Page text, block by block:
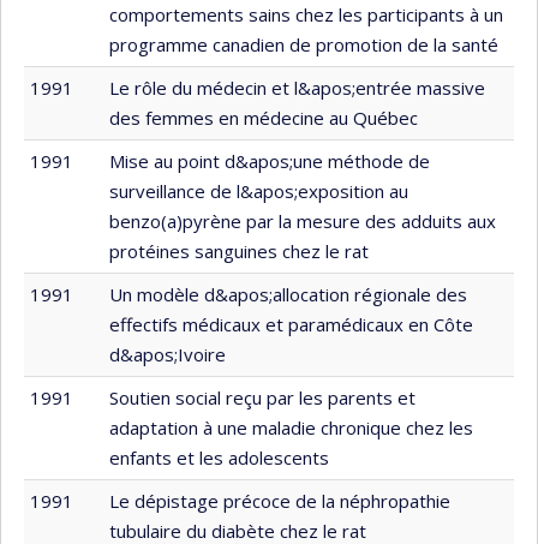
comportements sains chez les participants à un
programme canadien de promotion de la santé
1991
Le rôle du médecin et l&apos;entrée massive
des femmes en médecine au Québec
1991
Mise au point d&apos;une méthode de
surveillance de l&apos;exposition au
benzo(a)pyrène par la mesure des adduits aux
protéines sanguines chez le rat
1991
Un modèle d&apos;allocation régionale des
effectifs médicaux et paramédicaux en Côte
d&apos;Ivoire
1991
Soutien social reçu par les parents et
adaptation à une maladie chronique chez les
enfants et les adolescents
1991
Le dépistage précoce de la néphropathie
tubulaire du diabète chez le rat